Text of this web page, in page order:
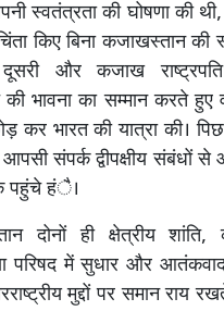
स्वतंत्रता की घोषणा की
किए बिना कजाखस्तान की
और कजाख
भावना का सम्मान करते हुए
कर भारत की यात्रा की।
संपर्क द्वीपक्षीय संबंधों
पहुंचे हंै।
दोनों ही क्षेत्रीय शांति,
परिषद में सुधार और
मुद्दों पर समान राय